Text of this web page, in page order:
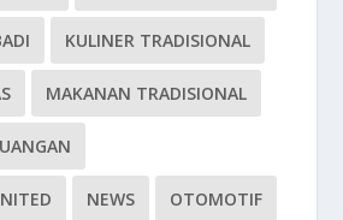
KULINER TRADISIONAL
MAKANAN TRADISIONAL
NEWS OTOMOTIF